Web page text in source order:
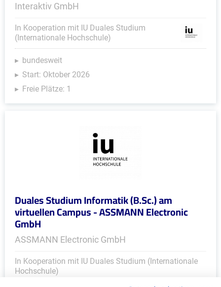
Interaktiv GmbH
In Kooperation mit IU Duales Studium
(Internationale Hochschule)
bundesweit
Start: Oktober 2026
Freie Plätze: 1
Duales Studium Informatik (B.Sc.) am
virtuellen Campus - ASSMANN Electronic
GmbH
ASSMANN Electronic GmbH
In Kooperation mit IU Duales Studium (Internationale
Hochschule)